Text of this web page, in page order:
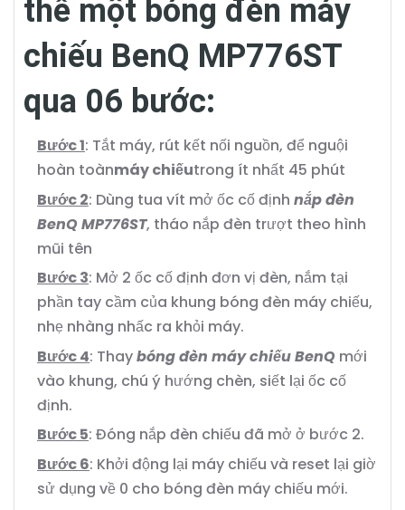
thế một bóng đèn máy
chiếu BenQ MP776ST
qua 06 bước:
Bước 1: Tắt máy, rút kết nối nguồn, để nguội
hoàn toànmáy chiếutrong ít nhất 45 phút
Bước 2: Dùng tua vít mở ốc cố định nắp đèn
BenQ MP776ST, tháo nắp đèn trượt theo hình
mũi tên
Bước 3: Mở 2 ốc cố định đơn vị đèn, nắm tại
phần tay cầm của khung bóng đèn máy chiếu,
nhẹ nhàng nhấc ra khỏi máy.
Bước 4: Thaybóng đèn máy chiếu BenQ mới
vào khung, chú ý hướng chèn, siết lại ốc cố
định.
Bước 5: Đóng nắp đèn chiếu đã mở ở bước 2.
Bước 6: Khởi động lại máy chiếu và reset lại giờ
sử dụng về 0 cho bóng đèn máy chiếu mới.